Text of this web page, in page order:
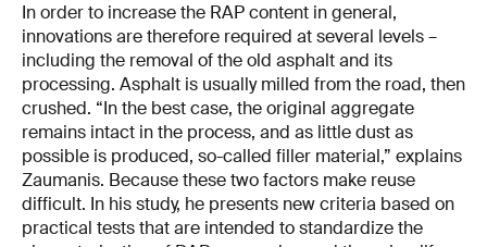
In order to increase the RAP content in general,
innovations are therefore required at several levels –
including the removal of the old asphalt and its
processing. Asphalt is usually milled from the road, then
crushed. “In the best case, the original aggregate
remains intact in the process, and as little dust as
possible is produced, so-called filler material,” explains
Zaumanis. Because these two factors make reuse
difficult. In his study, he presents new criteria based on
practical tests that are intended to standardize the